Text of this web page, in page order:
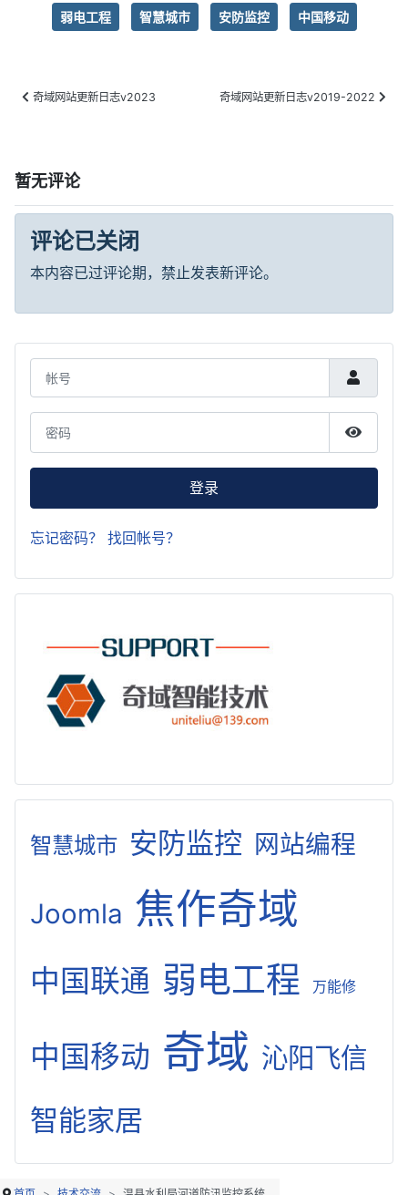
弱电工程 智慧城市 安防监控 中国移动
前篇文章：奇域网站更新日志v2023
奇域网站更新日志v2023 后篇标题：奇域网站更新日志v2019-
奇域网站更新日志v2019-2022
暂无评论
评论已关闭
本内容已过评论期，禁止发表新评论。
帐号
显示密
登录
忘记密码？ 找回帐号？
智慧城市 安防监控 网站编程
Joomla 焦作奇域
中国联通 弱电工程 万能修
中国移动 奇域 沁阳飞信
智能家居